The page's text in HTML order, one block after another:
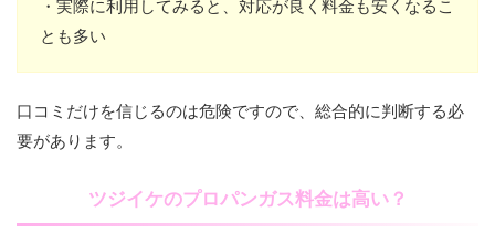
とも多い
口コミだけを信じるのは危険ですので、総合的に判断する必
要があります。
ツジイケのプロパンガス料金は高い？